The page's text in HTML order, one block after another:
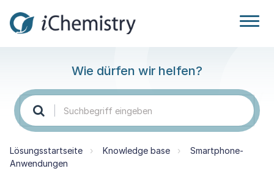
Wie dürfen wir helfen?
Lösungsstartseite Knowledge base
Smartphone-
Anwendungen